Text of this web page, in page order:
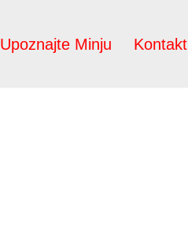
Upoznajte Minju Kontakt